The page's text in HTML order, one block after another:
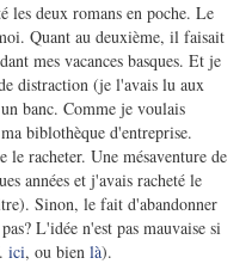
les deux romans en poche. Le
Quant au deuxième, il faisait
mes vacances basques. Et je
distraction (je l'avais lu aux
banc. Comme je voulais
biblothèque d'entreprise.
le racheter. Une mésaventure de
années et j'avais racheté le
Sinon, le fait d'abandonner
L'idée n'est pas mauvaise si
ici, ou bien là).